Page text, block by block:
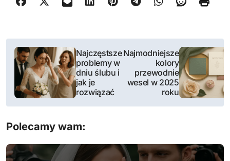
N
w
i
g
a
Najczęstsze
problemy w
dniu ślubu i
jak je
rozwiązać
Najmodniejsze
kolory
przewodnie
wesel w 2025
roku
Polecamy wam: